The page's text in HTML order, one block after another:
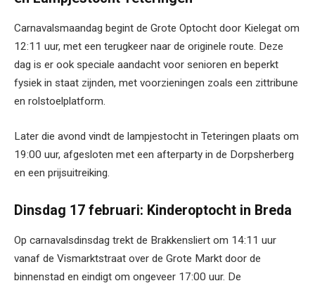
Carnavalsmaandag begint de Grote Optocht door Kielegat om
12:11 uur, met een terugkeer naar de originele route. Deze
dag is er ook speciale aandacht voor senioren en beperkt
fysiek in staat zijnden, met voorzieningen zoals een zittribune
en rolstoelplatform.
Later die avond vindt de lampjestocht in Teteringen plaats om
19:00 uur, afgesloten met een afterparty in de Dorpsherberg
en een prijsuitreiking.
Dinsdag 17 februari: Kinderoptocht in Breda
Op carnavalsdinsdag trekt de Brakkensliert om 14:11 uur
vanaf de Vismarktstraat over de Grote Markt door de
binnenstad en eindigt om ongeveer 17:00 uur. De